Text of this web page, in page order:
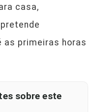
casa,
as primeiras horas
sobre este